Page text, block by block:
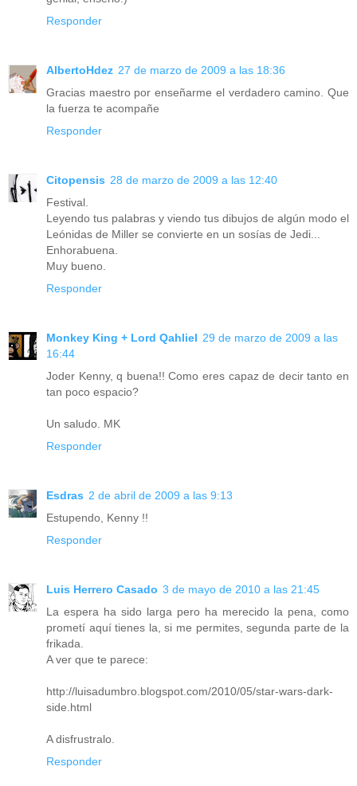
Responder
AlbertoHdez 27 de marzo de 2009 a las 18:36
Gracias maestro por enseñarme el verdadero camino. Que
la fuerza te acompañe
Responder
Citopensis 28 de marzo de 2009 a las 12:40
Festival.
Leyendo tus palabras y viendo tus dibujos de algún modo el
Leónidas de Miller se convierte en un sosías de Jedi...
Enhorabuena.
Muy bueno.
Responder
Monkey King + Lord Qahliel 29 de marzo de 2009 a las
16:44
Joder Kenny, q buena!! Como eres capaz de decir tanto en
tan poco espacio?
Un saludo. MK
Responder
Esdras 2 de abril de 2009 a las 9:13
Estupendo, Kenny !!
Responder
Luis Herrero Casado 3 de mayo de 2010 a las 21:45
La espera ha sido larga pero ha merecido la pena, como
prometí aquí tienes la, si me permites, segunda parte de la
frikada.
A ver que te parece:
http://luisadumbro.blogspot.com/2010/05/star-wars-dark-
side.html
A disfrustralo.
Responder